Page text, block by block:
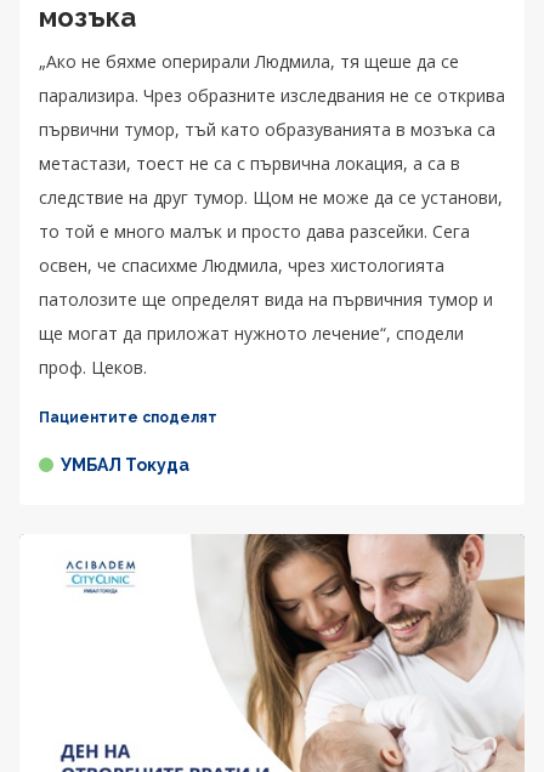
мозъка
„Ако не бяхме оперирали Людмила, тя щеше да се
парализира. Чрез образните изследвания не се открива
първични тумор, тъй като образуванията в мозъка са
метастази, тоест не са с първична локация, а са в
следствие на друг тумор. Щом не може да се установи,
то той е много малък и просто дава разсейки. Сега
освен, че спасихме Людмила, чрез хистологията
патолозите ще определят вида на първичния тумор и
ще могат да приложат нужното лечение“, сподели
проф. Цеков.
Пациентите споделят
УМБАЛ Токуда